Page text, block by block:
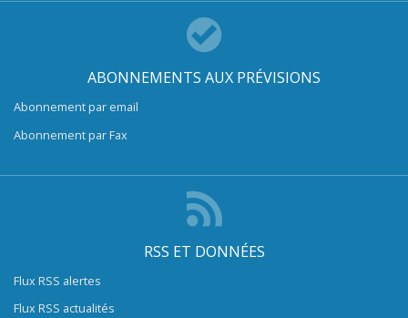
ABONNEMENTS AUX PRÉVISIONS
Abonnement par email
Abonnement par Fax
RSS ET DONNÉES
Flux RSS alertes
Flux RSS actualités